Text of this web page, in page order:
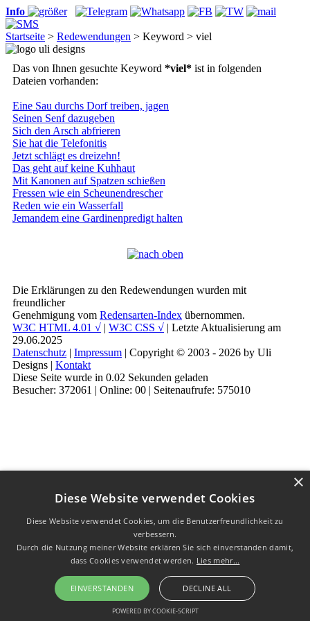
Info
Startseite > Redewendungen > Keyword > viel
Das von Ihnen gesuchte Keyword *viel* ist in folgenden
Dateien vorhanden:
Eine Sau durchs Dorf treiben, jagen
Seinen Senf dazugeben
Sich den Arsch abfrieren
Sie hat die Telefonitis
Jetzt schlägt es dreizehn!
Das geht auf keine Kuhhaut
Mit Kanonen auf Spatzen schießen
Fressen wie ein Scheunendrescher
Reden wie ein Wasserfall
Jemandem eine Gardinenpredigt halten
Die Erklärungen zu den Redewendungen wurden mit
freundlicher
Genehmigung vom Redensarten-Index übernommen.
W3C HTML 4.01 √ | W3C CSS √ | Letzte Aktualisierung am
29.06.2025
Datenschutz | Impressum | Copyright © 2003 - 2026 by Uli
Designs | Kontakt
Diese Seite wurde in 0.02 Sekunden geladen
Besucher: 372061 | Online: 00 | Seitenaufrufe: 575010
Diese Website verwendet Cookies
Diese Website verwendet Cookies, um die Benutzerfreundlichkeit zu
verbessern.
Durch die Nutzung meiner Website erklären Sie sich einverstanden damit,
dass Cookies verwendet werden. Lies mehr...
EINVERSTANDEN DECLINE ALL
POWERED BY COOKIE-SCRIPT
×